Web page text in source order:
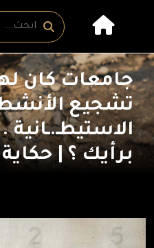
جامعات كان
تشجيع
برأيك ؟ |